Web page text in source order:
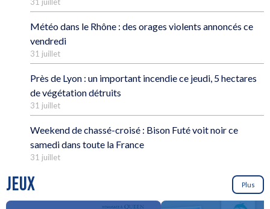
Météo dans le Rhône : des orages violents annoncés ce
vendredi
31 juillet
Près de Lyon : un important incendie ce jeudi, 5 hectares
de végétation détruits
31 juillet
Weekend de chassé-croisé : Bison Futé voit noir ce
samedi dans toute la France
31 juillet
JEUX Plus